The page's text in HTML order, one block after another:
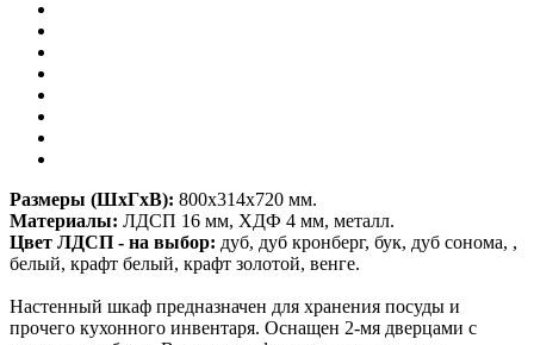
Размеры (ШхГхВ): 800х314х720 мм.
Материалы: ЛДСП 16 мм, ХДФ 4 мм, металл.
Цвет ЛДСП - на выбор: дуб, дуб кронберг, бук, дуб сонома, ,
белый, крафт белый, крафт золотой, венге.
Настенный шкаф предназначен для хранения посуды и
прочего кухонного инвентаря. Оснащен 2-мя дверцами с